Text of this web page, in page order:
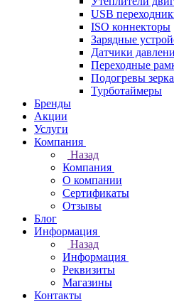
USB
ISO коннекторы
Зарядные
Датчики
Переходные
Подогревы
Турботаймеры
Бренды
Акции
Услуги
Компания
Назад
Компания
О компании
Сертификаты
Отзывы
Блог
Информация
Назад
Информация
Реквизиты
Магазины
Контакты